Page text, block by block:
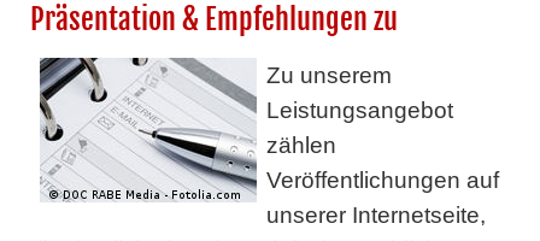
Präsentation & Empfehlungen zu
Zu unserem
Leistungsangebot
zählen
Veröffentlichungen auf
unserer Internetseite,